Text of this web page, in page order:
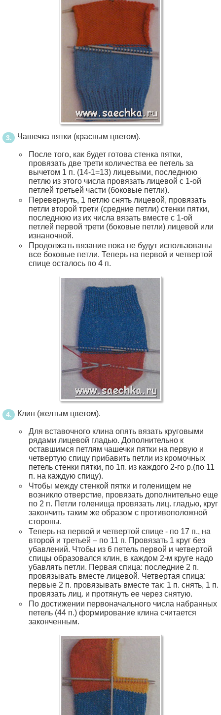
Чашечка пятки (красным цветом).
После того, как будет готова стенка пятки,
провязать две трети количества ее петель за
вычетом 1 п. (14-1=13) лицевыми, последнюю
петлю из этого числа провязать лицевой с 1-ой
петлей третьей части (боковые петли).
Перевернуть, 1 петлю снять лицевой, провязать
петли второй трети (средние петли) стенки пятки,
последнюю из их числа вязать вместе с 1-ой
петлей первой трети (боковые петли) лицевой или
изнаночной.
Продолжать вязание пока не будут использованы
все боковые петли. Теперь на первой и четвертой
спице осталось по 4 п.
Клин (желтым цветом).
Для вставочного клина опять вязать круговыми
рядами лицевой гладью. Дополнительно к
оставшимся петлям чашечки пятки на первую и
четвертую спицу прибавить петли из кромочных
петель стенки пятки, по 1п. из каждого 2-го р.(по 11
п. на каждую спицу).
Чтобы между стенкой пятки и голенищем не
возникло отверстие, провязать дополнительно еще
по 2 п. Петли голенища провязать лиц. гладью, круг
закончить таким же образом с противоположной
стороны.
Теперь на первой и четвертой спице - по 17 п., на
второй и третьей – по 11 п. Провязать 1 круг без
убавлений. Чтобы из 6 петель первой и четвертой
спицы образовался клин, в каждом 2-м круге надо
убавлять петли. Первая спица: последние 2 п.
провязывать вместе лицевой. Четвертая спица:
первые 2 п. провязывать вместе так: 1 п. снять, 1 п.
провязать лиц. и протянуть ее через снятую.
По достижении первоначального числа набранных
петель (44 п.) формирование клина считается
законченным.